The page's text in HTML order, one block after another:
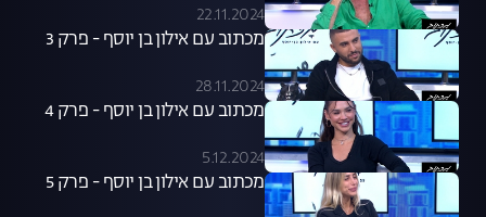
22.11.2024
מכתוב עם אילון בן יוסף - פרק 3
28.11.2024
מכתוב עם אילון בן יוסף - פרק 4
5.12.2024
מכתוב עם אילון בן יוסף - פרק 5